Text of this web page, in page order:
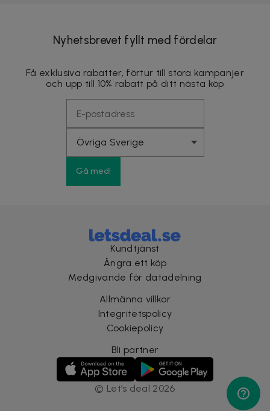
Nyhetsbrevet fyllt med fördelar
Få exklusiva rabatter, förtur till stora kampanjer
och upp till 10% rabatt på ditt nästa köp
Gå med!
Kundtjänst
Ångra ett köp
Medgivande för datadelning
Allmänna villkor
Integritetspolicy
Cookiepolicy
Bli partner
© Let’s deal 2026